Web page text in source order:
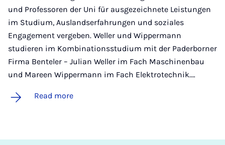
und Professoren der Uni für ausgezeichnete Leistungen
im Studium, Auslandserfahrungen und soziales
Engagement vergeben. Weller und Wippermann
studieren im Kombinationsstudium mit der Paderborner
Firma Benteler – Julian Weller im Fach Maschinenbau
und Mareen Wippermann im Fach Elektrotechnik.…
Read more